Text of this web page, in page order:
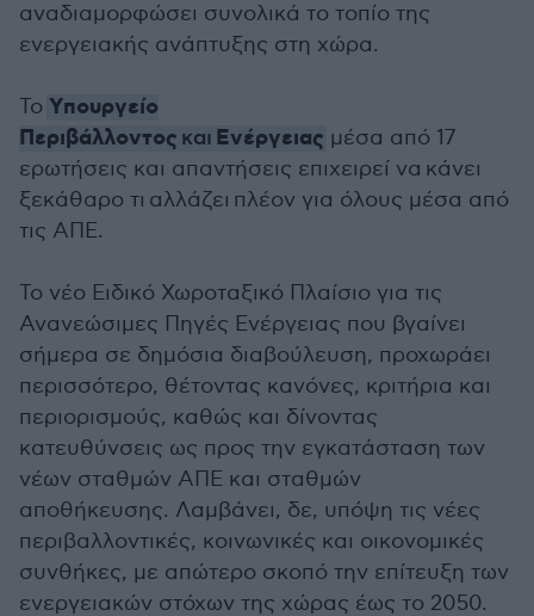
αναδιαμορφώσει συνολικά το τοπίο της
ενεργειακής ανάπτυξης στη χώρα.
Το Υπουργείο
Περιβάλλοντος και Ενέργειας μέσα από 17
ερωτήσεις και απαντήσεις επιχειρεί να κάνει
ξεκάθαρο τι αλλάζει πλέον για όλους μέσα από
τις ΑΠΕ.
Το νέο Ειδικό Χωροταξικό Πλαίσιο για τις
Ανανεώσιμες Πηγές Ενέργειας που βγαίνει
σήμερα σε δημόσια διαβούλευση, προχωράει
περισσότερο, θέτοντας κανόνες, κριτήρια και
περιορισμούς, καθώς και δίνοντας
κατευθύνσεις ως προς την εγκατάσταση των
νέων σταθμών ΑΠΕ και σταθμών
αποθήκευσης. Λαμβάνει, δε, υπόψη τις νέες
περιβαλλοντικές, κοινωνικές και οικονομικές
συνθήκες, με απώτερο σκοπό την επίτευξη των
ενεργειακών στόχων της χώρας έως το 2050.